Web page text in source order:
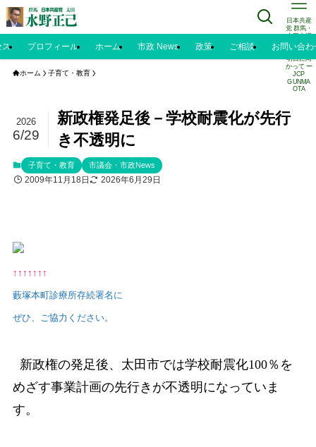
日本共産
党 群馬・
太田市議
水野正己
のブログ |
明日に向
かって ー
JCP
GUNMA
OTA
ス プロフィール ホーム 市政 News 政策 ご相談 お問い合わ
ホーム 子育て・教育
新政権発足後－学校耐震化が先行
き不透明に
2026
6/29
子育て・教育 市議会・市政News
2009年11月18日 2026年6月29日
↑↑↑↑↑↑↑
藪塚本町診療所存続署名に
ぜひ、ご協力ください。
新政権の発足後、太田市では学校耐震化100％を
めざす事業計画の先行きが不透明になっていま
す。